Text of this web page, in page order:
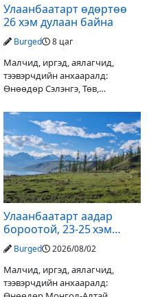
Улаанбаатарт өдөртөө
26 хэм дулаан байна
Burged 8 цаг
Малчид, иргэд, аялагчид,
тээвэрчдийн анхааралд:
Өнөөдөр Сэлэнгэ, Төв,
хэмжээний бороо, дуу
цахилгаантай аадар бороо
орох тул голын усны түвшин
нэмэгдэх, нөөлөг салхи,
Улаанбаатарт аадар
бороотой, 23-25 хэм
дулаан байна
Burged 2026/08/02
Малчид, иргэд, аялагчид,
тээвэрчдийн анхааралд: